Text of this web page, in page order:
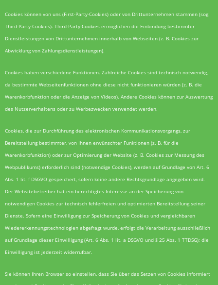
Cookies können von uns (First-Party-Cookies) oder von Drittunternehmen stammen (sog.
Third-Party-Cookies). Third-Party-Cookies ermöglichen die Einbindung bestimmter
Dienstleistungen von Drittunternehmen innerhalb von Webseiten (z. B. Cookies zur
Abwicklung von Zahlungsdienstleistungen).
Cookies haben verschiedene Funktionen. Zahlreiche Cookies sind technisch notwendig,
da bestimmte Webseitenfunktionen ohne diese nicht funktionieren würden (z. B. die
Warenkorbfunktion oder die Anzeige von Videos). Andere Cookies können zur Auswertung
des Nutzerverhaltens oder zu Werbezwecken verwendet werden.
Cookies, die zur Durchführung des elektronischen Kommunikationsvorgangs, zur
Bereitstellung bestimmter, von Ihnen erwünschter Funktionen (z. B. für die
Warenkorbfunktion) oder zur Optimierung der Website (z. B. Cookies zur Messung des
Webpublikums) erforderlich sind (notwendige Cookies), werden auf Grundlage von Art. 6
Abs. 1 lit. f DSGVO gespeichert, sofern keine andere Rechtsgrundlage angegeben wird.
Der Websitebetreiber hat ein berechtigtes Interesse an der Speicherung von
notwendigen Cookies zur technisch fehlerfreien und optimierten Bereitstellung seiner
Dienste. Sofern eine Einwilligung zur Speicherung von Cookies und vergleichbaren
Wiedererkennungstechnologien abgefragt wurde, erfolgt die Verarbeitung ausschließlich
auf Grundlage dieser Einwilligung (Art. 6 Abs. 1 lit. a DSGVO und § 25 Abs. 1 TTDSG); die
Einwilligung ist jederzeit widerrufbar.
Sie können Ihren Browser so einstellen, dass Sie über das Setzen von Cookies informiert